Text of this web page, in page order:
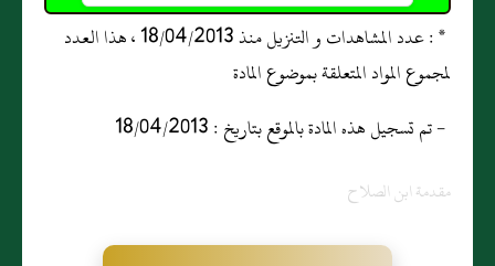
* : عدد المشاهدات و التنزيل منذ 18/04/2013 ، هذا العدد
لمجموع المواد المتعلقة بموضوع المادة
- تم تسجيل هذه المادة بالموقع بتاريخ : 18/04/2013
مقدمة ابن الصلاح